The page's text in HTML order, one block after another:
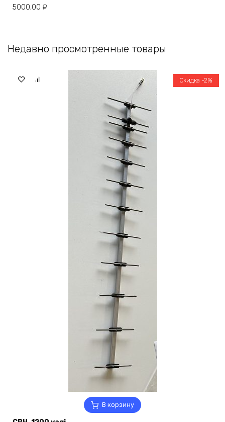
5000,00 ₽
Недавно просмотренные товары
В корзину
Скидка -2%